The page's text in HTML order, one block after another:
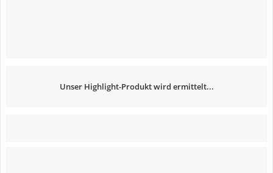
Unser Highlight-Produkt wird ermittelt...